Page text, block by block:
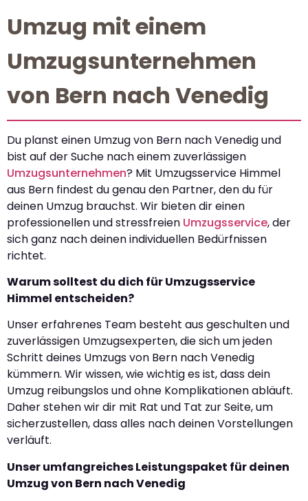
Umzug mit einem
Umzugsunternehmen
von Bern nach Venedig
Du planst einen Umzug von Bern nach Venedig und
bist auf der Suche nach einem zuverlässigen
Umzugsunternehmen? Mit Umzugsservice Himmel
aus Bern findest du genau den Partner, den du für
deinen Umzug brauchst. Wir bieten dir einen
professionellen und stressfreien Umzugsservice, der
sich ganz nach deinen individuellen Bedürfnissen
richtet.
Warum solltest du dich für Umzugsservice
Himmel entscheiden?
Unser erfahrenes Team besteht aus geschulten und
zuverlässigen Umzugsexperten, die sich um jeden
Schritt deines Umzugs von Bern nach Venedig
kümmern. Wir wissen, wie wichtig es ist, dass dein
Umzug reibungslos und ohne Komplikationen abläuft.
Daher stehen wir dir mit Rat und Tat zur Seite, um
sicherzustellen, dass alles nach deinen Vorstellungen
verläuft.
Unser umfangreiches Leistungspaket für deinen
Umzug von Bern nach Venedig